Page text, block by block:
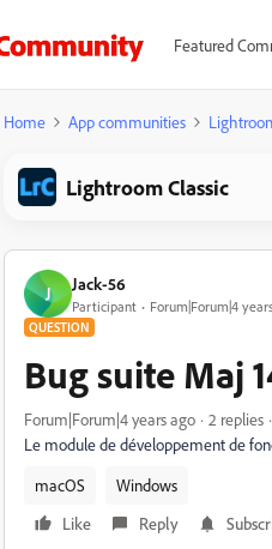
Featured
Home App communities
Lightroom Classic
J Jack-56
Participant Forum|Forum|4
QUESTION
Bug suite Maj
Forum|Forum|4 years ago 2 replies
Le module de développement de
macOS
Windows
Like
Reply